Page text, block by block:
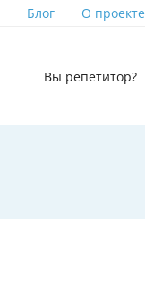
Блог О проекте
Вы репетитор?